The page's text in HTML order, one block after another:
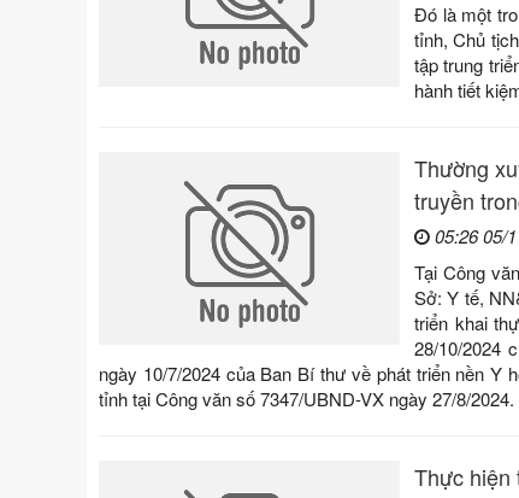
Đó là một
tỉnh, Chủ
tập trung
hành tiết
Thường
truyền
05:26 05/
Tại Công
Sở: Y tế,
triển khai
28/10/2024
ngày 10/7/2024 của Ban Bí thư về phát triển nền
tỉnh tại Công văn số 7347/UBND-VX ngày 27/8/2024.
Thực hiện